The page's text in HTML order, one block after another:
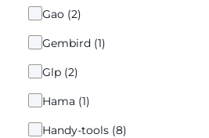
Gao (2)
Gembird (1)
Glp (2)
Hama (1)
Handy-tools (8)